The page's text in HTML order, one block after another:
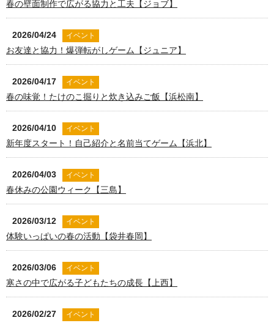
春の壁面制作で広がる協力と工夫【ジョブ】
2026/04/24 イベント
お友達と協力！爆弾転がしゲーム【ジュニア】
2026/04/17 イベント
春の味覚！たけのこ掘りと炊き込みご飯【浜松南】
2026/04/10 イベント
新年度スタート！自己紹介と名前当てゲーム【浜北】
2026/04/03 イベント
春休みの公園ウィーク【三島】
2026/03/12 イベント
体験いっぱいの春の活動【袋井春岡】
2026/03/06 イベント
寒さの中で広がる子どもたちの成長【上西】
2026/02/27 イベント